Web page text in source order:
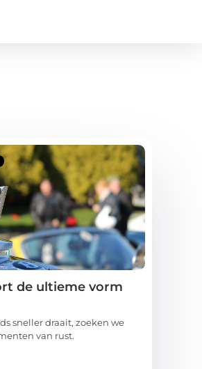
de ultieme vorm
sneller draait, zoeken we
van rust.